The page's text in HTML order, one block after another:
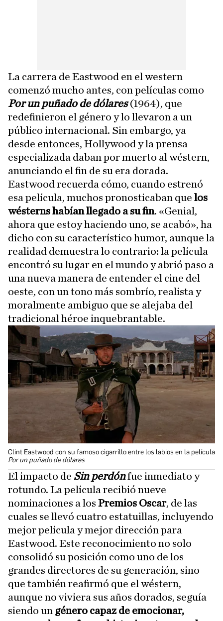
La carrera de Eastwood en el western
comenzó mucho antes, con películas como
Por un puñado de dólares(1964), que
redefinieron el género y lo llevaron a un
público internacional. Sin embargo, ya
desde entonces, Hollywood y la prensa
especializada daban por muerto al wéstern,
anunciando el fin de su era dorada.
Eastwood recuerda cómo, cuando estrenó
esa película, muchos pronosticaban que los
wésterns habían llegado a su fin. «Genial,
ahora que estoy haciendo uno, se acabó», ha
dicho con su característico humor, aunque la
realidad demuestra lo contrario: la película
encontró su lugar en el mundo y abrió paso a
una nueva manera de entender el cine del
oeste, con un tono más sombrío, realista y
moralmente ambiguo que se alejaba del
tradicional héroe inquebrantable.
Clint Eastwood con su famoso cigarrillo entre los labios en la película
Por un puñado de dólares
El impacto de Sin perdónfue inmediato y
rotundo. La película recibió nueve
nominaciones a los Premios Oscar, de las
cuales se llevó cuatro estatuillas, incluyendo
mejor película y mejor dirección para
Eastwood. Este reconocimiento no solo
consolidó su posición como uno de los
grandes directores de su generación, sino
que también reafirmó que el wéstern,
aunque no viviera sus años dorados, seguía
siendo un género capaz de emocionar,